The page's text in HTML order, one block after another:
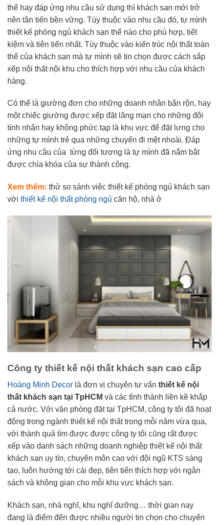
thể hay đáp ứng nhu cầu sử dụng thì khách sạn mới trở
nên tân tiến bền vững. Tùy thuộc vào nhu cầu đó, tự mình
thiết kế phòng ngủ khách sạn thế nào cho phù hợp, tiết
kiệm và tiên tiến nhất. Tùy thuộc vào kiến trúc nội thất toàn
thể của khách sạn mà tự mình sẽ tin chọn được cách sắp
xếp nội thất nội khu cho thích hợp với nhu cầu của khách
hàng.
Có thể là giường đơn cho những doanh nhân bận rộn, hay
một chiếc giường được xếp đặt lãng mạn cho những đôi
tình nhân hay không phức tạp là khu vực để đặt lưng cho
những tự mình trẻ qua những chuyến đi mệt nhoài. Đáp
ứng nhu cầu của từng đối tượng là tự mình đã nắm bắt
được chìa khóa của sự thành công.
Xem thêm: thử so sánh việc thiết kế phòng ngủ khách sạn
với thiết kế nội thất phòng ngủ căn hộ, nhà ở
Công ty thiết kế nội thất khách sạn cao cấp
Hoàng Minh Decor là đơn vị chuyên tư vấn thiết kế nội
thất khách sạn tại TpHCM và các tỉnh thành liền kề khắp
cả nước. Với văn phòng đặt tại TpHCM, công ty tôi đã hoạt
động trong ngành thiết kế nội thất trong mỗi năm vừa qua,
với thành quả tìm được được công ty tôi cũng rất được
xếp vào danh sách những doanh nghiệp thiết kế nội thất
khách sạn uy tín, chuyên môn cao với đội ngũ KTS sáng
tạo, luôn hướng tới cái đẹp, tiên tiến thích hợp với ngân
sách và không gian cho mỗi khu vực khách sạn.
Khách sạn, nhà nghĩ, khu nghĩ dưỡng… thời gian nay
đang là điểm đến được nhiều người tin chọn cho chuyến